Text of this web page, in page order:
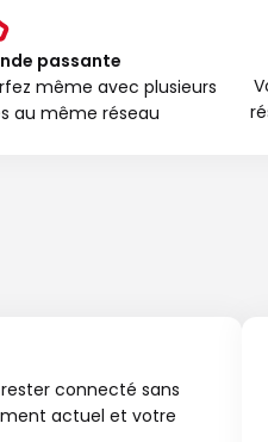
passante
même avec plusieurs
au même réseau
connecté sans
actuel et votre